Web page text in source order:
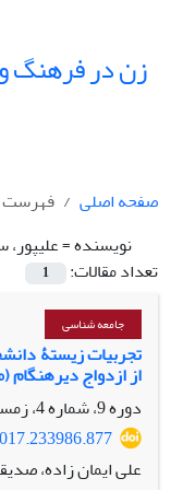
زن در فرهنگ
صفحه اصلی
فهرست
نویسنده =
تعداد مقالات:
1
جامعه شناسی
تجربیات زیستۀ
از ازدواج دیرهنگام
دوره 9، شماره 4، زمستان 1396، صفحه
علی ایمان زاده،